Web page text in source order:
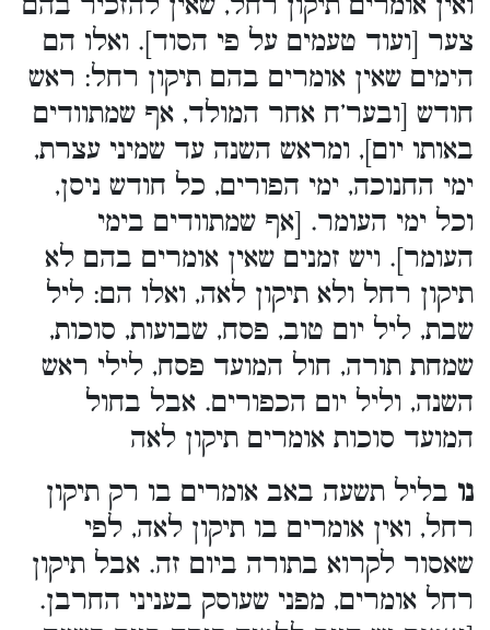
צער [ועוד טעמים על פי הסוד]. ואלו הם
הימים שאין אומרים בהם תיקון רחל: ראש
חודש [ובער’ח אחר המולד, אף שמתוודים
באותו יום], ומראש השנה עד שמיני עצרת,
ימי החנוכה, ימי הפורים, כל חודש ניסן,
וכל ימי העומר. [אף שמתוודים בימי
העומר]. ויש זמנים שאין אומרים בהם לא
תיקון רחל ולא תיקון לאה, ואלו הם: ליל
שבת, ליל יום טוב, פסח, שבועות, סוכות,
שמחת תורה, חול המועד פסח, לילי ראש
השנה, וליל יום הכפורים. אבל בחול
המועד סוכות אומרים תיקון לאה
נו בליל תשעה באב אומרים בו רק תיקון
רחל, ואין אומרים בו תיקון לאה, לפי
שאסור לקרוא בתורה ביום זה. אבל תיקון
רחל אומרים, מפני שעוסק בעניני החרבן.